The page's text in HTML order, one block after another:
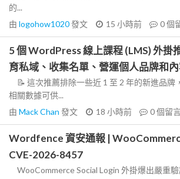
的...
由 logohow1020發文 15 小時前 0個
5 個 WordPress 線上課程 (LMS) 外掛
育私域、收集名單、營運個人品牌和
📝 這次推薦排除一些近 1 至 2 年的新進品牌
相關數據可供...
由 Mack Chan 發文 18 小時前 0個留
Wordfence 資安通報 |
CVE-2026-8457
WooCommerce Social Login 外掛爆出嚴重